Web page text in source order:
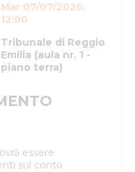
Mar 07/07/2026,
12:00
Tribunale di Reggio
Emilia (aula nr. 1 -
piano terra)
essere
sul conto